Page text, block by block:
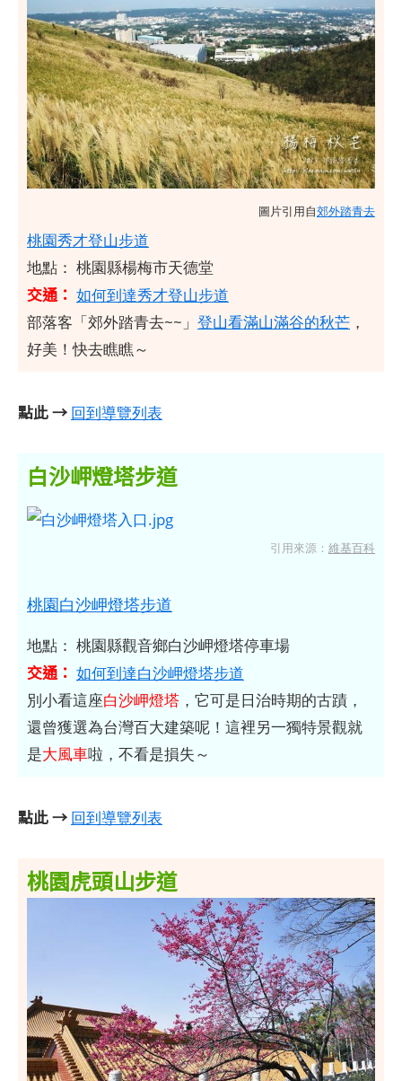
圖片引用自郊外踏青去
桃園秀才登山步道
地點： 桃園縣楊梅市天德堂
交通： 如何到達秀才登山步道
部落客「郊外踏青去~~」 登山看滿山滿谷的秋芒 ，
好美！快去瞧瞧～
點此 → 回到導覽列表
白沙岬燈塔步道
引用來源： 維基百科
桃園白沙岬燈塔步道
地點： 桃園縣觀音鄉白沙岬燈塔停車場
交通： 如何到達白沙岬燈塔步道
別小看這座白沙岬燈塔 ，它可是日治時期的古蹟，
還曾獲選為台灣百大建築呢！這裡另一獨特景觀就
是大風車啦，不看是損失～
點此 → 回到導覽列表
桃園虎頭山步道